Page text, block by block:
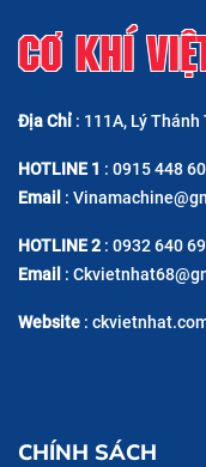
CƠ KHÍ
Địa Chỉ : 111A, Lý Thánh
HOTLINE 1 : 0915 448
Email :
HOTLINE 2 : 0932 640
Email :
Website :
CHÍNH SÁCH